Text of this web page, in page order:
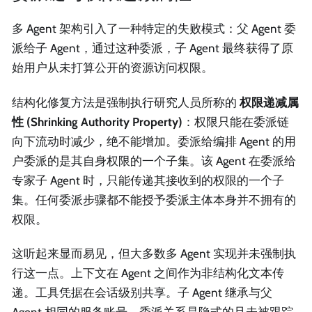
多 Agent 架构引入了一种特定的失败模式：父 Agent 委
派给子 Agent，通过这种委派，子 Agent 最终获得了原
始用户从未打算公开的资源访问权限。
结构化修复方法是强制执行研究人员所称的权限递减属
性 (Shrinking Authority Property) ：权限只能在委派链
向下流动时减少，绝不能增加。委派给编排 Agent 的用
户委派的是其自身权限的一个子集。该 Agent 在委派给
专家子 Agent 时，只能传递其接收到的权限的一个子
集。任何委派步骤都不能授予委派主体本身并不拥有的
权限。
这听起来显而易见，但大多数多 Agent 实现并未强制执
行这一点。上下文在 Agent 之间作为非结构化文本传
递。工具凭据在会话级别共享。子 Agent 继承与父